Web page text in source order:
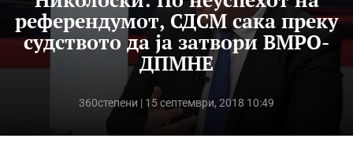
референдумот, СДСМ сака преку
судството да ја затвори ВМРО-
ДПМНЕ
360степени | 15 септември, 2018 10:49